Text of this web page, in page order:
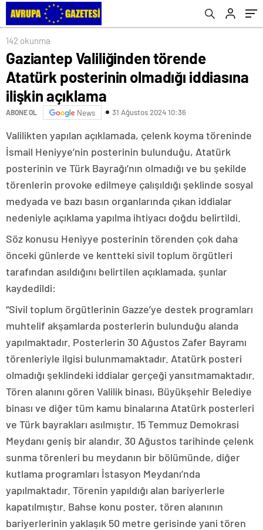
142 okunma
Gaziantep Valiliğinden törende
Atatürk posterinin olmadığı iddiasına
ilişkin açıklama
ABONE OL News 31 Ağustos 2024 10:36
Valilikten yapılan açıklamada, çelenk koyma töreninde
İsmail Heniyye’nin posterinin bulunduğu, Atatürk
posterinin ve Türk Bayrağı’nın olmadığı ve bu şekilde
törenlerin provoke edilmeye çalışıldığı şeklinde sosyal
medyada ve bazı basın organlarında çıkan iddialar
nedeniyle açıklama yapılma ihtiyacı doğdu belirtildi.
Söz konusu Heniyye posterinin törenden çok daha
önceki günlerde ve kentteki sivil toplum örgütleri
tarafından asıldığını belirtilen açıklamada, şunlar
kaydedildi:
“Sivil toplum örgütlerinin Gazze’ye destek programları
muhtelif akşamlarda posterlerin bulunduğu alanda
yapılmaktadır. Posterlerin 30 Ağustos Zafer Bayramı
törenleriyle ilgisi bulunmamaktadır. Atatürk posteri
olmadığı şeklindeki iddialar gerçeği yansıtmamaktadır.
Tören alanını gören Valilik binası, Büyükşehir Belediye
binası ve diğer tüm kamu binalarına Atatürk posterleri
ve Türk bayrakları asılmıştır. 15 Temmuz Demokrasi
Meydanı geniş bir alandır. 30 Ağustos tarihinde çelenk
sunma törenleri bu meydanın bir bölümünde, diğer
kutlama programları İstasyon Meydanı’nda
yapılmaktadır. Törenin yapıldığı alan bariyerlerle
kapatılmıştır. Bahse konu poster, tören alanının
bariyerlerinin yaklaşık 50 metre gerisinde yani tören